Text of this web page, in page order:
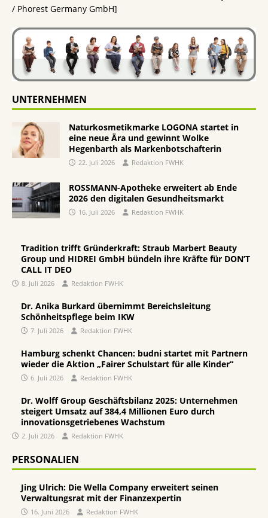
/ Phorest Germany GmbH]
UNTERNEHMEN
Naturkosmetikmarke LOGONA startet in
eine neue Ära und gewinnt Wolke
Hegenbarth als Markenbotschafterin
22. Juli 2026 Redaktion FWHK
ROSSMANN-Apotheke erweitert ab Ende
2026 den digitalen Gesundheitsmarkt
16. Juli 2026 Redaktion FWHK
Tradition trifft Gründerkraft: Straub Marbert Beauty
Group und HIDREI GmbH bündeln ihre Kräfte für DON’T
CALL IT DEO
8. Juli 2026 Redaktion FWHK
Dr. Anika Burkard übernimmt Bereichsleitung
Schönheitspflege beim IKW
7. Juli 2026 Redaktion FWHK
Hamburg schenkt Chancen: budni startet mit Partnern
wieder die Aktion „Fairer Schulstart für alle Kinder“
6. Juli 2026 Redaktion FWHK
Dr. Wolff Group Geschäftsbilanz 2025: Unternehmen
steigert Umsatz auf 384,4 Millionen Euro durch
innovationsgetriebenes Wachstum
2. Juli 2026 Redaktion FWHK
PERSONALIEN
Jing Ulrich: Die Wella Company erweitert seinen
Verwaltungsrat mit der Finanzexpertin
16. Juni 2026 Redaktion FWHK